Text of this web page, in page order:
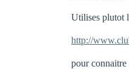
Utilises plutot
http://
pour connaitre